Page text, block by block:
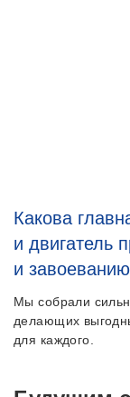
Какова
и двигатель
и
Мы собрали
делающих
для каждого.